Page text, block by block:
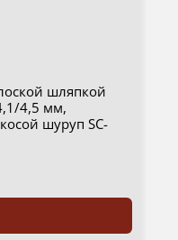
шляпкой
4,5 мм,
шуруп SC-